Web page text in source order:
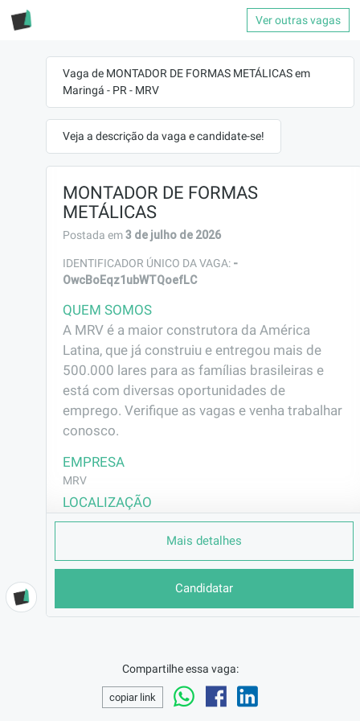
Ver outras vagas
Vaga de MONTADOR DE FORMAS METÁLICAS em
Maringá - PR - MRV
Veja a descrição da vaga e candidate-se!
MONTADOR DE FORMAS
METÁLICAS
Postada em3 de julho de 2026
IDENTIFICADOR ÚNICO DA VAGA: -
OwcBoEqz1ubWTQoefLC
QUEM SOMOS
A MRV é a maior construtora da América
Latina, que já construiu e entregou mais de
500.000 lares para as famílias brasileiras e
está com diversas oportunidades de
emprego. Verifique as vagas e venha trabalhar
conosco.
EMPRESA
MRV
LOCALIZAÇÃO
Maringá/PR
CLT (Efetivo)
R$2783,00
RAMO DE ATUAÇÃO
Construção Civil
Candidatar
Mais detalhes
Compartilhe essa vaga:
copiar link